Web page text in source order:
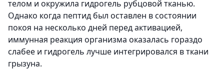
телом и окружила гидрогель рубцовой тканью.
Однако когда пептид был оставлен в состоянии
покоя на несколько дней перед активацией,
иммунная реакция организма оказалась гораздо
слабее и гидрогель лучше интегрировался в ткани
грызуна.